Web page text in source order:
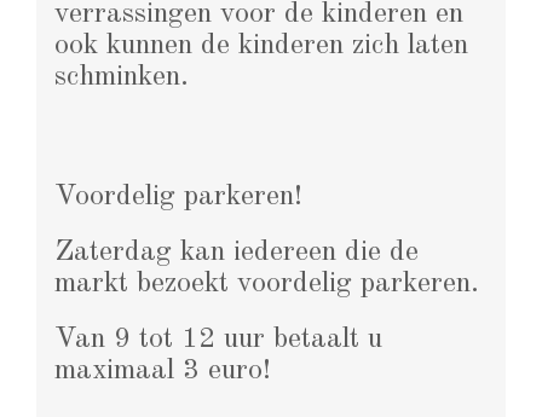
verrassingen voor de kinderen en
ook kunnen de kinderen zich laten
schminken.
Voordelig parkeren!
Zaterdag kan iedereen die de
markt bezoekt voordelig parkeren.
Van 9 tot 12 uur betaalt u
maximaal 3 euro!